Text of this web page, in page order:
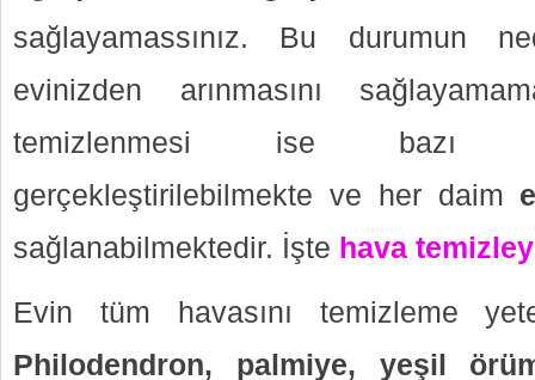
sağlayamassınız. Bu durumun
evinizden arınmasını
temizlenmesi ise
gerçekleştirilebilmekte ve her daim
sağlanabilmektedir. İşte hava
Evin tüm havasını temizleme
Philodendron, palmiye, yeşil